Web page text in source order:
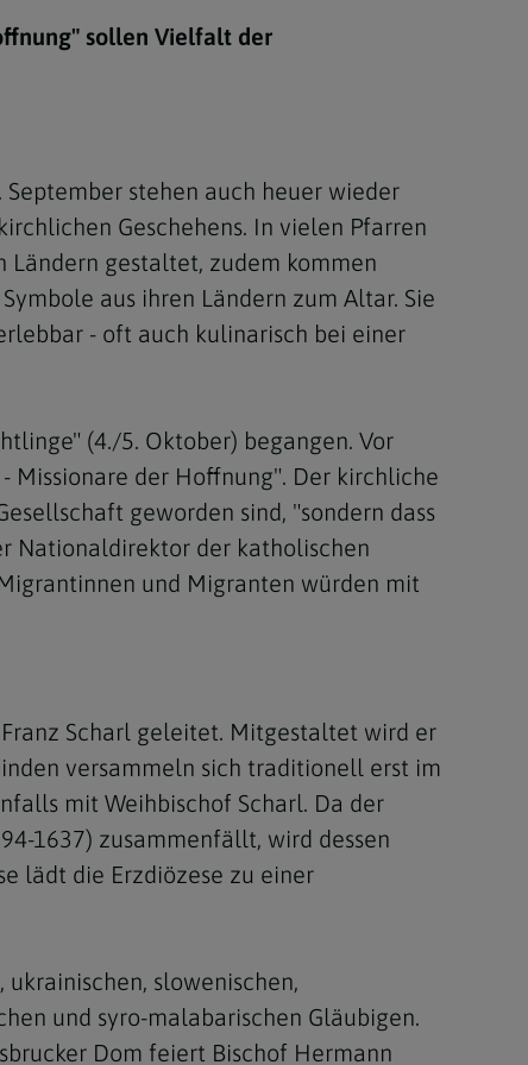
sollen Vielfalt der
stehen auch heuer wieder
Geschehens. In vielen Pfarren
Ländern gestaltet, zudem kommen
aus ihren Ländern zum Altar. Sie
- oft auch kulinarisch bei einer
(4./5. Oktober) begangen. Vor
der Hoffnung". Der kirchliche
geworden sind, "sondern dass
Nationaldirektor der katholischen
und Migranten würden mit
Scharl geleitet. Mitgestaltet wird er
versammeln sich traditionell erst im
mit Weihbischof Scharl. Da der
1637) zusammenfällt, wird dessen
lädt die Erzdiözese zu einer
slowenischen,
und syro-malabarischen Gläubigen.
Dom feiert Bischof Hermann